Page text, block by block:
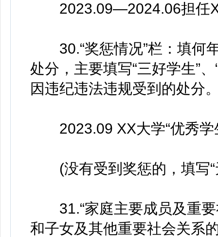
2023.09—2024.06担任
30.“奖惩情况”栏：填何
处分，主要填写“三好学生”
因违纪违法违规受到的处分
2023.09 XX大学“优秀学
(没有受到奖惩的，填写“
31.“家庭主要成员及重要
和子女及其他重要社会关系